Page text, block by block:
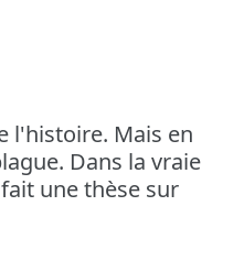
l'histoire. Mais en
Dans la vraie
une thèse sur